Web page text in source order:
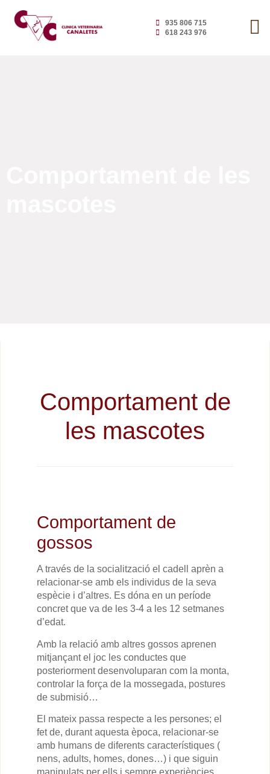
935 806 715
618 243 976
Comportament de
les mascotes
Comportament de
gossos
A través de la socialització el cadell aprèn a
relacionar-se amb els individus de la seva
espècie i d’altres. Es dóna en un període
concret que va de les 3-4 a les 12 setmanes
d’edat.
Amb la relació amb altres gossos aprenen
mitjançant el joc les conductes que
posteriorment desenvoluparan com la monta,
controlar la força de la mossegada, postures
de submisió…
El mateix passa respecte a les persones; el
fet de, durant aquesta època, relacionar-se
amb humans de diferents característiques (
nens, adults, homes, dones…) i que siguin